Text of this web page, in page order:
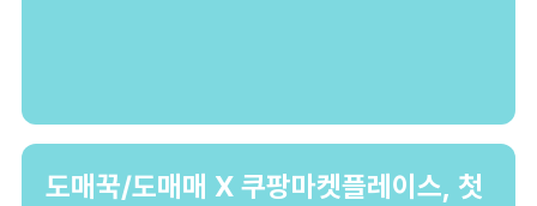
도매꾹/도매매 X 쿠팡마켓플레이스, 첫